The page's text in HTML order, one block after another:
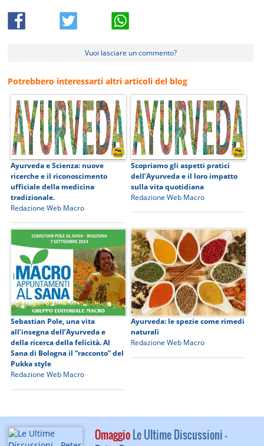
Vuoi lasciare un commento?
Potrebbero interessarti altri articoli del blog
Ayurveda e Scienza: nuove
ricerche e il riconoscimento
ufficiale della medicina
tradizionale.
Redazione Web Macro
Scopriamo gli aspetti pratici
dell’Ayurveda e il loro impatto
sulla vita quotidiana
Redazione Web Macro
Sebastian Pole, una vita
all’insegna dell’Ayurveda e
della ricerca della felicità. Al
Sana di Bologna il “racconto” del
Pukka style
Redazione Web Macro
Ayurveda: le spezie come rimedi
naturali
Redazione Web Macro
OmaggioLe Ultime Discussioni -